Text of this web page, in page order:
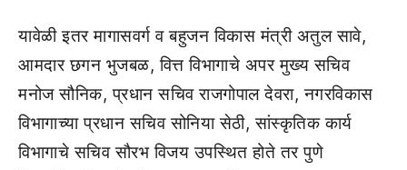
यावेळी इतर मागासवर्ग व बहुजन विकास मंत्री अतुल सावे,
आमदार छगन भुजबळ, वित्त विभागाचे अपर मुख्य सचिव
मनोज सौनिक, प्रधान सचिव राजगोपाल देवरा, नगरविकास
विभागाच्या प्रधान सचिव सोनिया सेठी, सांस्कृतिक कार्य
विभागाचे सचिव सौरभ विजय उपस्थित होते तर पुणे